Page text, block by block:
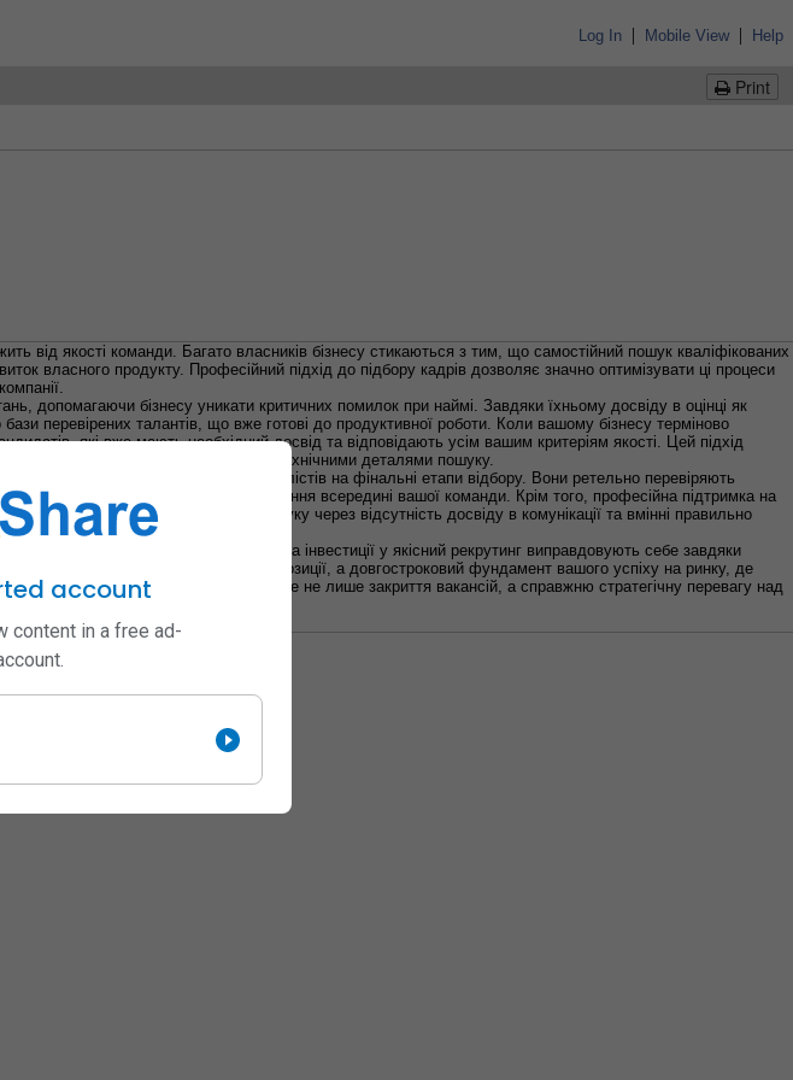
Log In | Mobile View | Help
Print
від якості команди. Багато власників бізнесу стикаються з тим, що самостійний пошук кваліфікованих
власного продукту. Професійний підхід до підбору кадрів дозволяє значно оптимізувати ці процеси
допомагаючи бізнесу уникати критичних помилок при наймі. Завдяки їхньому досвіду в оцінці як
перевірених талантів, що вже готові до продуктивної роботи. Коли вашому бізнесу терміново
які вже мають необхідний досвід та відповідають усім вашим критеріям якості. Цей підхід
цілях, поки експерти займаються технічними деталями пошуку.
виходу некомпетентних спеціалістів на фінальні етапи відбору. Вони ретельно перевіряють
досвід, а й потенціал для зростання всередині вашої команди. Крім того, професійна підтримка на
під час самостійного пошуку через відсутність досвіду в комунікації та вмінні правильно
з перших днів після адаптації, а інвестиції у якісний рекрутинг виправдовують себе завдяки
— це не просто закриття чергової позиції, а довгостроковий фундамент вашого успіху на ринку, де
надійного партнера, ви отримуєте не лише закриття вакансій, а справжню стратегічну перевагу над
продукт на нові висоти.
6, 2026 4:23pm
account
content in a free ad-